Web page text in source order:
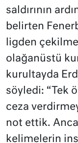
saldırının
belirten
ligden
olağanüstü
kurultayda
söyledi: “Tek
ceza
not ettik.
kelimelerin